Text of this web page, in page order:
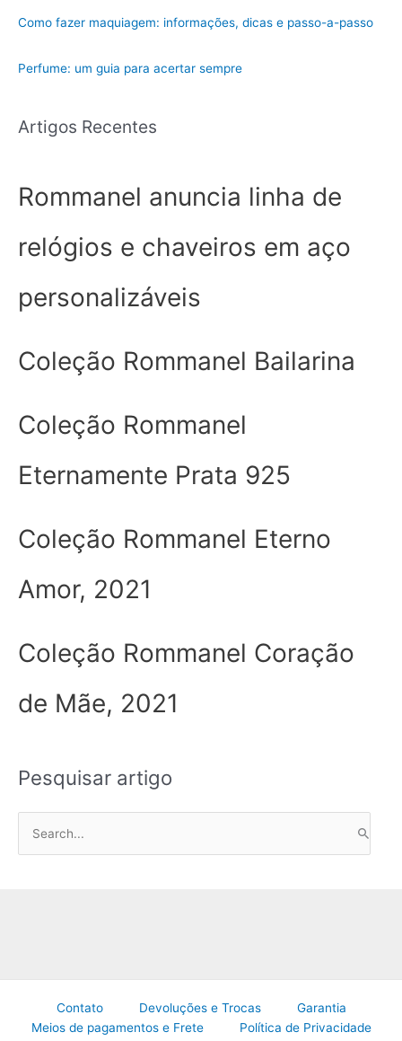
Como fazer maquiagem: informações, dicas e passo-a-passo
Perfume: um guia para acertar sempre
Artigos Recentes
Rommanel anuncia linha de
relógios e chaveiros em aço
personalizáveis
Coleção Rommanel Bailarina
Coleção Rommanel
Eternamente Prata 925
Coleção Rommanel Eterno
Amor, 2021
Coleção Rommanel Coração
de Mãe, 2021
Pesquisar artigo
Contato Devoluções e Trocas
Garantia
Meios de pagamentos e Frete
Política de Privacidade